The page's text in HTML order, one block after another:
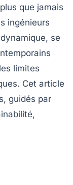
que jamais
ingénieurs
se
limites
Cet article
guidés par
,